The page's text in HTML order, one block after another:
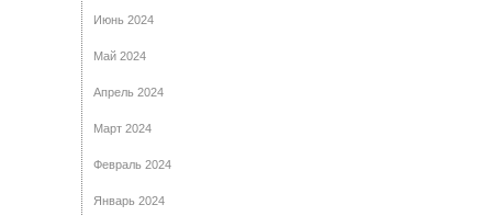
Июнь 2024
Май 2024
Апрель 2024
Март 2024
Февраль 2024
Январь 2024